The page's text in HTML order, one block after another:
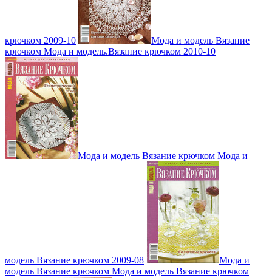
крючком 2009-10
Мода и модель Вязание
крючком Мода и модель.Вязание крючком 2010-10
Мода и модель Вязание крючком Мода и
модель Вязание крючком 2009-08
Мода и
модель Вязание крючком Мода и модель Вязание крючком